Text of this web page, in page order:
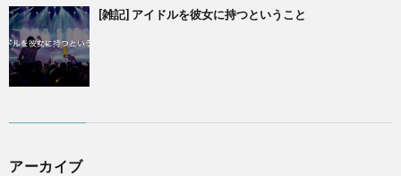
[雑記] アイドルを彼女に持つということ
アーカイブ